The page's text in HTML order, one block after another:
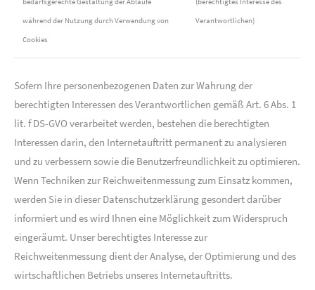
während der Nutzung durch Verwendung von
Cookies
Verantwortlichen)
Sofern Ihre personenbezogenen Daten zur Wahrung der
berechtigten Interessen des Verantwortlichen gemäß Art. 6 Abs. 1
lit. f DS-GVO verarbeitet werden, bestehen die berechtigten
Interessen darin, den Internetauftritt permanent zu analysieren
und zu verbessern sowie die Benutzerfreundlichkeit zu optimieren.
Wenn Techniken zur Reichweitenmessung zum Einsatz kommen,
werden Sie in dieser Datenschutzerklärung gesondert darüber
informiert und es wird Ihnen eine Möglichkeit zum Widerspruch
eingeräumt. Unser berechtigtes Interesse zur
Reichweitenmessung dient der Analyse, der Optimierung und des
wirtschaftlichen Betriebs unseres Internetauftritts.